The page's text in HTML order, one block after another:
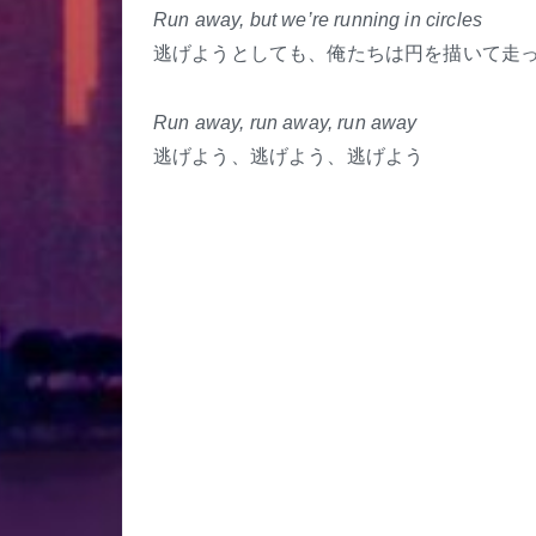
Run away, but we’re running in circles
逃げようとしても、俺たちは円を描いて走
Run away, run away, run away
逃げよう、逃げよう、逃げよう